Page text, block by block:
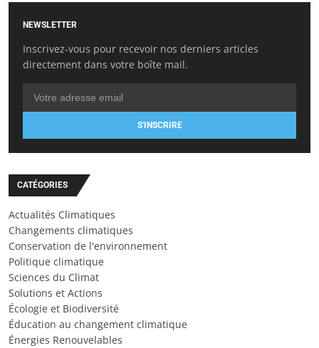
NEWSLETTER
Inscrivez-vous pour recevoir nos derniers articles
directement dans votre boîte mail.
S'INSCRIRE
CATÉGORIES
Actualités Climatiques
Changements climatiques
Conservation de l'environnement
Politique climatique
Sciences du Climat
Solutions et Actions
Écologie et Biodiversité
Éducation au changement climatique
Énergies Renouvelables